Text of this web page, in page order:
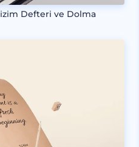
Defteri ve Dolma